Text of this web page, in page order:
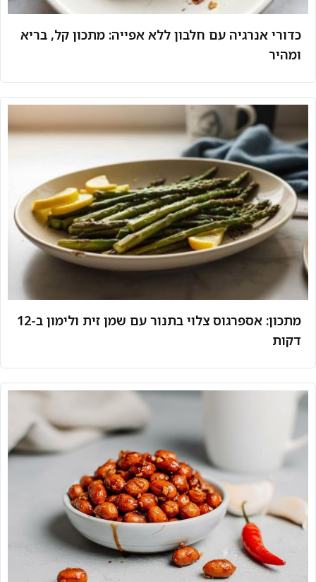
כדורי אנרגיה עם חלבון ללא אפייה: מתכון קל, בריא
ומהיר
מתכון: אספרגוס צלוי בתנור עם שמן זית ולימון ב-12
דקות